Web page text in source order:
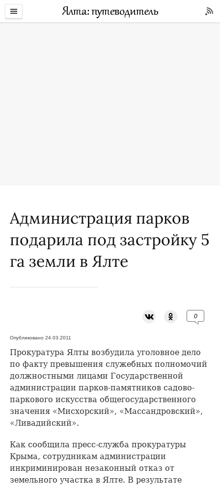
Администрация парков
подарила под застройку 5
га земли в Ялте
0
Опубликовано 24.03.2011
Прокуратура Ялты возбудила уголовное дело
по факту превышения служебных полномочий
должностными лицами Государственной
администрации парков-памятников садово-
паркового искусства общегосударственного
значения «Мисхорский», «Массандровский»,
«Ливадийский».
Как сообщила пресс-служба прокуратуры
Крыма, сотрудникам администрации
инкриминирован незаконный отказ от
земельного участка в Ялте. В результате